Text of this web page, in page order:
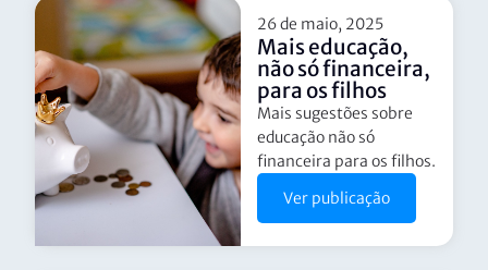
26 de maio, 2025
Mais educação,
não só financeira,
para os filhos
Mais sugestões sobre
educação não só
financeira para os filhos.
Ver publicação